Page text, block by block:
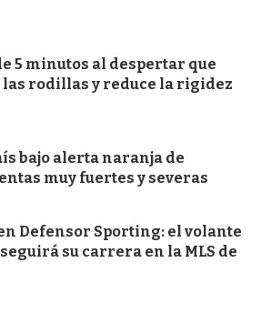
5 minutos al despertar que
las rodillas y reduce la rigidez
bajo alerta naranja de
muy fuertes y severas
Defensor Sporting: el volante
su carrera en la MLS de